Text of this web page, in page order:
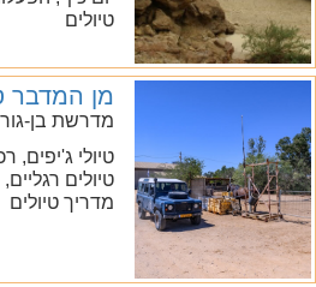
טיולים
מן המדבר
מדרשת בן-
טיולי ג'יפים,
טיולים
מדריך טיולים